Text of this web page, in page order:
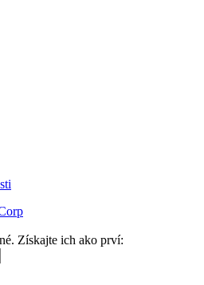
Získajte ich ako prví: